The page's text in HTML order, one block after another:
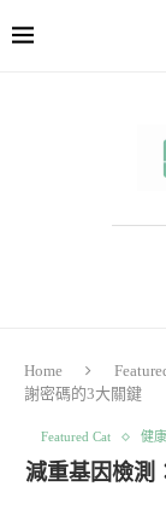
Home
謝密碼的3大關鍵
Featured Cat 健
減重基因檢測